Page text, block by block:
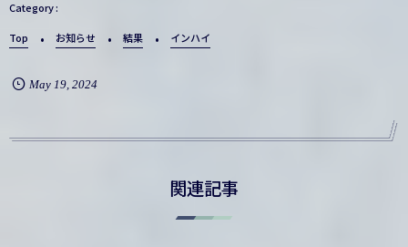
Top お知らせ 結果 インハイ
May 19, 2024
関連記事